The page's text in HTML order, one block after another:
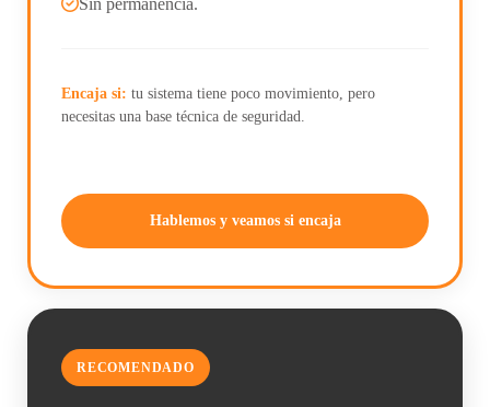
Sin permanencia.
Encaja si: tu sistema tiene poco movimiento, pero
necesitas una base técnica de seguridad.
Hablemos y veamos si encaja
RECOMENDADO